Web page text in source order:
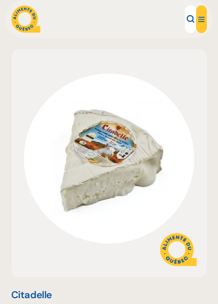
Inspirations d'ici
Restaurants
Institutions
À propos
Citadelle